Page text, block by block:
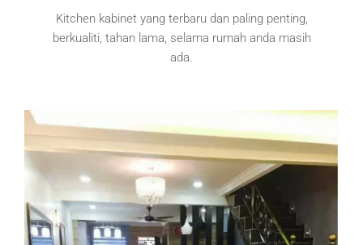
Kitchen kabinet yang terbaru dan paling penting,
berkualiti, tahan lama, selama rumah anda masih
ada.